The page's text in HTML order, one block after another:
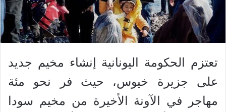
تعتزم الحكومة اليونانية إنشاء مخيم جديد
على جزيرة خيوس، حيث فر نحو مئة
مهاجر في الآونة الأخيرة من مخيم سودا